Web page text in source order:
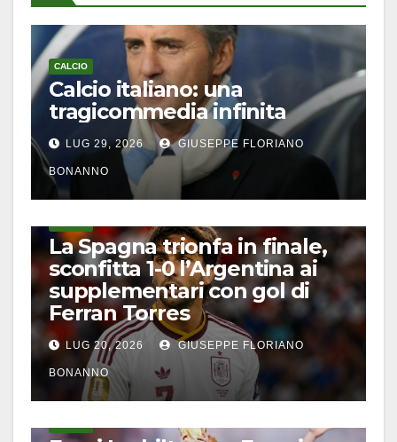
CALCIO
Calcio italiano: una
tragicommedia infinita
LUG 29, 2026 GIUSEPPE FLORIANO
BONANNO
La Spagna trionfa in finale,
sconfitta 1-0 l’Argentina ai
supplementari con gol di
Ferran Torres
LUG 20, 2026 GIUSEPPE FLORIANO
BONANNO